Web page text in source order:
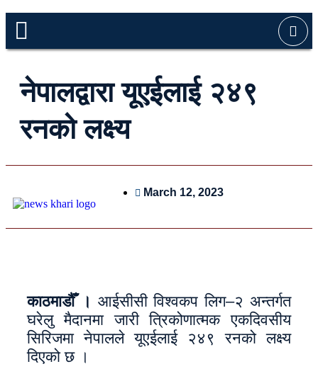
नेपालद्वारा यूएईलाई २४९
रनको लक्ष्य
March 12, 2023
काठमाडौँ । आईसीसी विश्वकप लिग–२ अन्तर्गत
घरेलु मैदानमा जारी त्रिकोणात्मक एकदिवसीय
सिरिजमा नेपालले यूएईलाई २४९ रनको लक्ष्य
दिएको छ ।